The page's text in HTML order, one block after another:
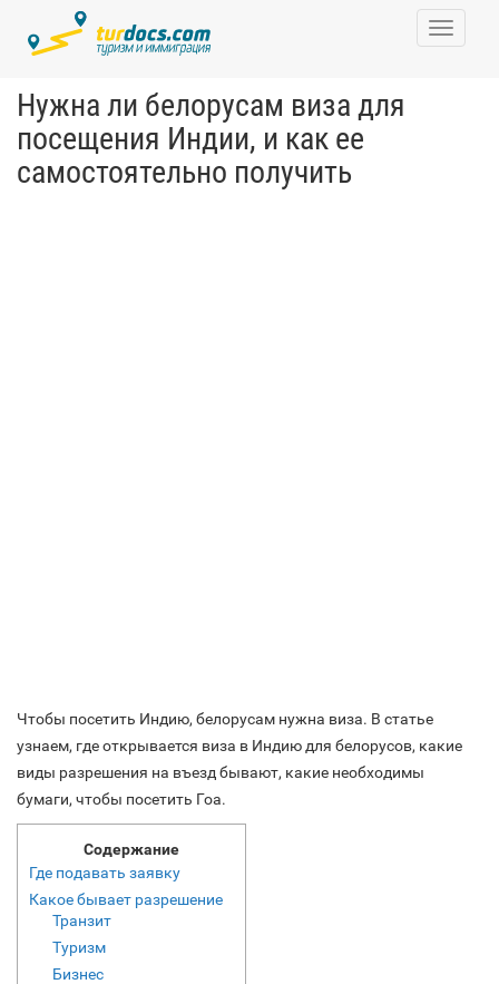
Toggle
Нужна ли белорусам виза для
посещения Индии, и как ее
самостоятельно получить
Чтобы посетить Индию, белорусам нужна виза. В статье
узнаем, где открывается виза в Индию для белорусов, какие
виды разрешения на въезд бывают, какие необходимы
бумаги, чтобы посетить Гоа.
Содержание
Где подавать заявку
Какое бывает разрешение
Транзит
Туризм
Бизнес